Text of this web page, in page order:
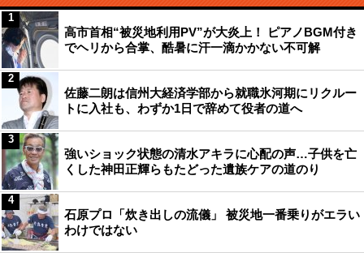
高市首相“被災地利用PV”が大炎上！ ピアノBGM付き
でヘリから合掌、酷暑に汗一滴かかない不可解
1
佐藤二朗は信州大経済学部から就職氷河期にリクルー
トに入社も、わずか1日で辞めて役者の道へ
2
強いショック状態の清水アキラに心配の声…子供を亡
くした神田正輝らもたどった遺族ケアの道のり
3
石原プロ「炊き出しの流儀」 被災地一番乗りがエラい
わけではない
4